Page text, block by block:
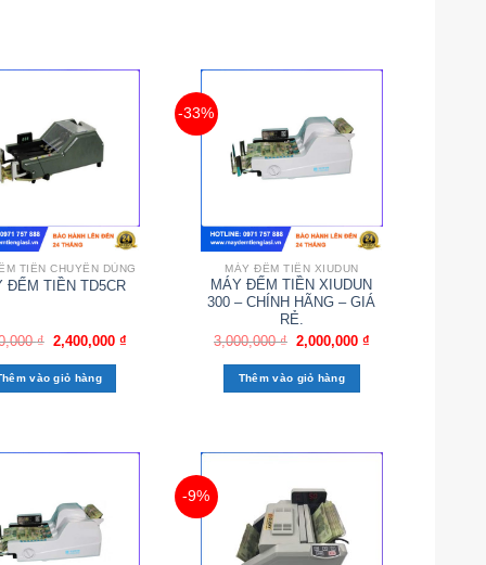
TIỀN CHUYÊN DÙNG
ĐẾM TIỀN TD5CR
₫ 2,400,000 ₫
vào giỏ hàng
-33%
MÁY ĐẾM TIỀN XIUDUN
MÁY ĐẾM TIỀN XIUDUN
300 – CHÍNH HÃNG – GIÁ
RẺ.
3,000,000₫ 2,000,000 ₫
Thêm vào giỏ hàng
-9%